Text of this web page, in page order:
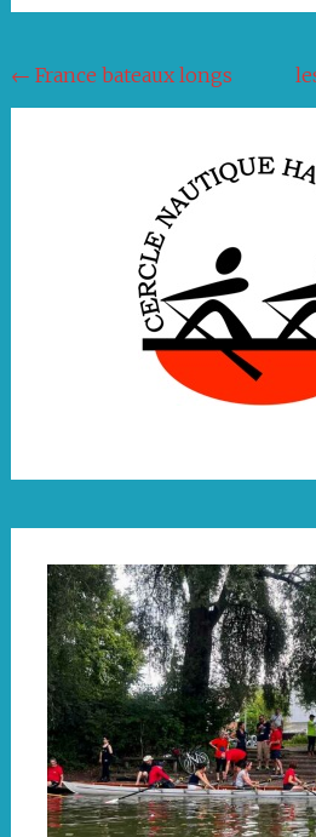
Navigation
de
← France bateaux longs